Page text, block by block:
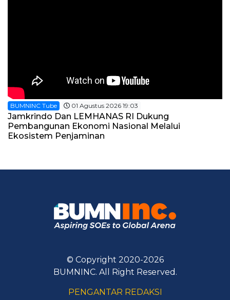
BUMNINC Tube 01 Agustus 2026 19:03
Jamkrindo Dan LEMHANAS RI Dukung
Pembangunan Ekonomi Nasional Melalui
Ekosistem Penjaminan
© Copyright 2020-2026
BUMNINC. All Right Reserved.
PENGANTAR REDAKSI